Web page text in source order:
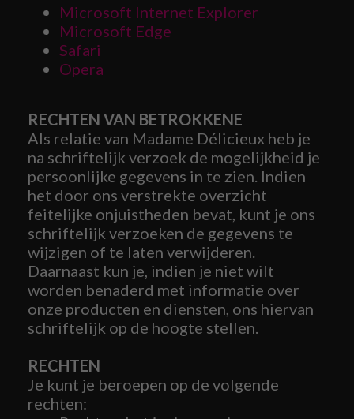
Microsoft Internet Explorer
Microsoft Edge
Safari
Opera
RECHTEN VAN BETROKKENE
Als relatie van Madame Délicieux heb je
na schriftelijk verzoek de mogelijkheid je
persoonlijke gegevens in te zien. Indien
het door ons verstrekte overzicht
feitelijke onjuistheden bevat, kunt je ons
schriftelijk verzoeken de gegevens te
wijzigen of te laten verwijderen.
Daarnaast kun je, indien je niet wilt
worden benaderd met informatie over
onze producten en diensten, ons hiervan
schriftelijk op de hoogte stellen.
RECHTEN
Je kunt je beroepen op de volgende
rechten: